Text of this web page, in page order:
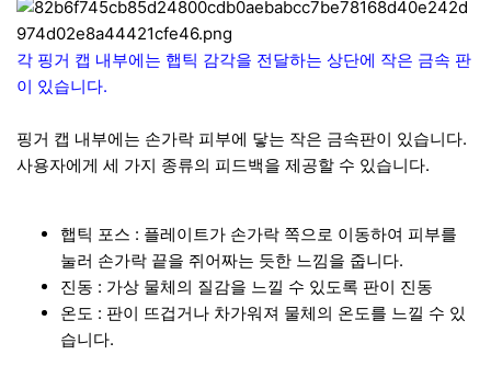
각 핑거 캡 내부에는 햅틱 감각을 전달하는 상단에 작은 금속 판
이 있습니다.
핑거 캡 내부에는 손가락 피부에 닿는 작은 금속판이 있습니다.
사용자에게 세 가지 종류의 피드백을 제공할 수 있습니다.
햅틱 포스 : 플레이트가 손가락 쪽으로 이동하여 피부를
눌러 손가락 끝을 쥐어짜는 듯한 느낌을 줍니다.
진동 : 가상 물체의 질감을 느낄 수 있도록 판이 진동
온도 : 판이 뜨겁거나 차가워져 물체의 온도를 느낄 수 있
습니다.